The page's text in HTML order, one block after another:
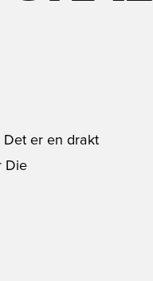
Det er en drakt
Die